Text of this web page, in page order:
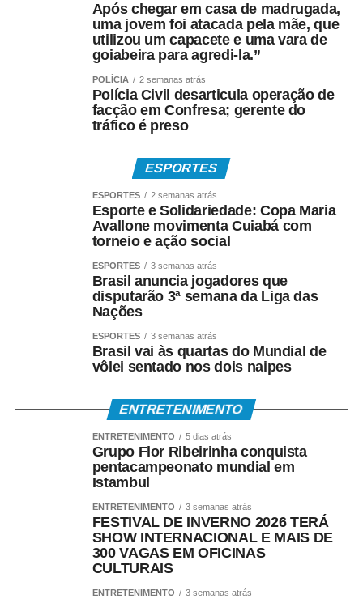
Após chegar em casa de madrugada,
uma jovem foi atacada pela mãe, que
utilizou um capacete e uma vara de
goiabeira para agredi-la.”
POLÍCIA 2 semanas atrás
Polícia Civil desarticula operação de
facção em Confresa; gerente do
tráfico é preso
ESPORTES
ESPORTES 2 semanas atrás
Esporte e Solidariedade: Copa Maria
Avallone movimenta Cuiabá com
torneio e ação social
ESPORTES 3 semanas atrás
Brasil anuncia jogadores que
disputarão 3ª semana da Liga das
Nações
ESPORTES 3 semanas atrás
Brasil vai às quartas do Mundial de
vôlei sentado nos dois naipes
ENTRETENIMENTO
ENTRETENIMENTO 5 dias atrás
Grupo Flor Ribeirinha conquista
pentacampeonato mundial em
Istambul
ENTRETENIMENTO 3 semanas atrás
FESTIVAL DE INVERNO 2026 TERÁ
SHOW INTERNACIONAL E MAIS DE
300 VAGAS EM OFICINAS
CULTURAIS
ENTRETENIMENTO 3 semanas atrás